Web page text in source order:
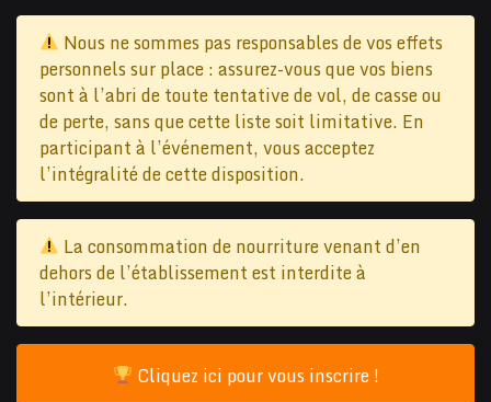
Nous ne sommes pas responsables de vos effets
personnels sur place : assurez-vous que vos biens
sont à l’abri de toute tentative de vol, de casse ou
de perte, sans que cette liste soit limitative. En
participant à l’événement, vous acceptez
l’intégralité de cette disposition.
La consommation de nourriture venant d’en
dehors de l’établissement est interdite à
l’intérieur.
Cliquez ici pour vous inscrire !